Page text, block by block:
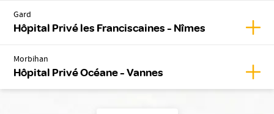
Gard
Hôpital Privé les Franciscaines - Nîmes
Morbihan
Hôpital Privé Océane - Vannes